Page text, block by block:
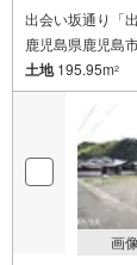
出会い坂通り「
鹿児島県鹿児島
土地195.95m2
画像